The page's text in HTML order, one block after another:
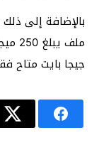
بالإضافة إلى
جيجا بايت متاح فقط بـ 20